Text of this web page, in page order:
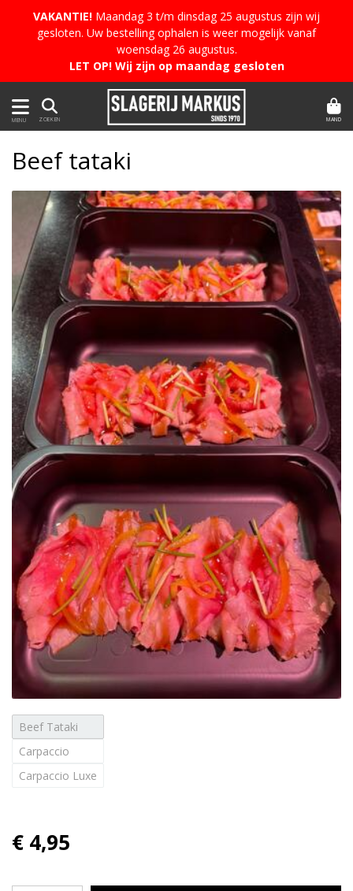
VAKANTIE! Maandag 3 t/m dinsdag 25 augustus zijn wij
gesloten. Uw bestelling ophalen is weer mogelijk vanaf
woensdag 26 augustus.
LET OP! Wij zijn op maandag gesloten
MENU ZOEKEN MAND
Beef tataki
Beef Tataki
Carpaccio
Carpaccio Luxe
€ 4,95